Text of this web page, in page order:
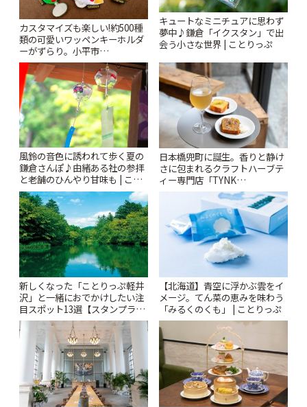
カスタマイズも楽しい!約500種
類の可愛いワッペンキーホルダ
ーがずらり。小平市
「Kimamaya T&K」 | ことりっ
ぷ
キュートなミニチュアに思わず
夢中♪鎌倉「イクスタン」で出
会う小さな世界 | ことりっぷ
風鈴の音色に誘われて歩く夏の
鎌倉さんぽ♪由緒ある社の参拝
と老舗のひんやり甘味も | こと
りっぷ
日本橋兜町に誕生。香りと静け
さに包まれるクラフトハーブテ
ィー専門店「TYNK
Kabutocho」 | ことりっぷ
新しくなった「ことりっぷ軽井
沢」と一緒におでかけしたい注
目スポット13選【スタンプラリ
ー開催中】 | ことりっぷ
【北海道】青空に浮かぶ雲をイ
メージ。てん菜の恵みを味わう
「みるくのくも」 | ことりっぷ